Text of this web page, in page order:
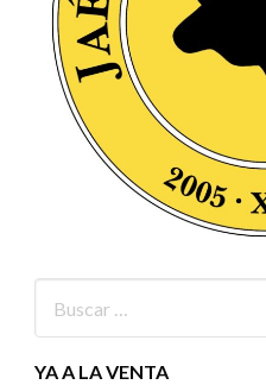
YA A LA VENTA